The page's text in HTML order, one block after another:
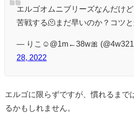
エルゴオムニブリーズなんだけ
苦戦する🫠まだ早いのか？コツ
— りこ☺︎@1m←38w🎀
28, 2022
エルゴに限らずですが、慣れるまで
るかもしれません。